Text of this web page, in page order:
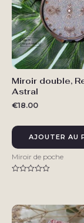
Miroir double,
Astral
€18.00
AJOUTER AU
Miroir de poche